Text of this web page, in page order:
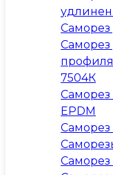
Саморез
7504К
EPDM